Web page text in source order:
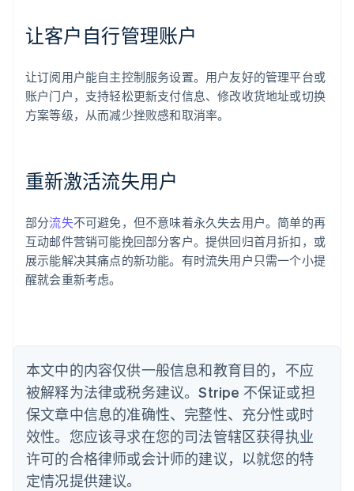
让客户自行管理账户
让订阅用户能自主控制服务设置。用户友好的管理平台或
账户门户，支持轻松更新支付信息、修改收货地址或切换
方案等级，从而减少挫败感和取消率。
重新激活流失用户
部分流失不可避免，但不意味着永久失去用户。简单的再
互动邮件营销可能挽回部分客户。提供回归首月折扣，或
展示能解决其痛点的新功能。有时流失用户只需一个小提
醒就会重新考虑。
本文中的内容仅供一般信息和教育目的，不应
被解释为法律或税务建议。Stripe 不保证或担
保文章中信息的准确性、完整性、充分性或时
效性。您应该寻求在您的司法管辖区获得执业
许可的合格律师或会计师的建议，以就您的特
定情况提供建议。
阿联酋
English
爱尔兰
奥地利
Deutsch English
English
巴西
PortuguêsEnglish
保加利亚
English
丹麦
English
德国
DeutschEnglish
法国
FrançaisEnglish
芬兰
EnglishSvenska